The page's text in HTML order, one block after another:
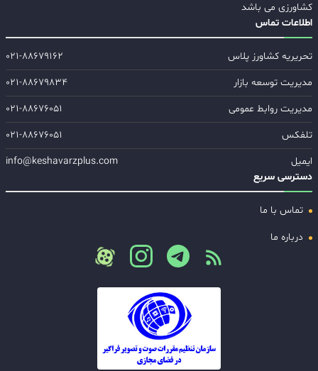
کشاورزی می باشد
اطلاعات تماس
تحریریه کشاورز پلاس
۰۲۱-۸۸۶۷۹۱۶۲
مدیریت توسعه بازار
۰۲۱-۸۸۶۷۹۸۳۴
مدیریت روابط عمومی
۰۲۱-۸۸۶۷۶۰۵۱
تلفکس
۰۲۱-۸۸۶۷۶۰۵۱
ایمیل
info@keshavarzplus.com
دسترسی سریع
تماس با ما
درباره ما